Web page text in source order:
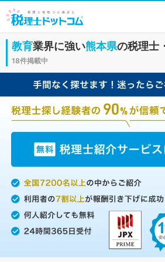
教育業界に強い熊本県の税理士
18件掲載中